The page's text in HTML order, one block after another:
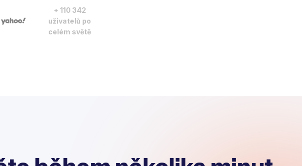
+ 110 342
uživatelů po
celém světě